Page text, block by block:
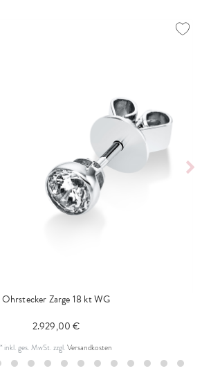
Ohrstecker Zarge 18 kt WG
2.929,00 €
* inkl. ges. MwSt.zzgl.Versandkosten